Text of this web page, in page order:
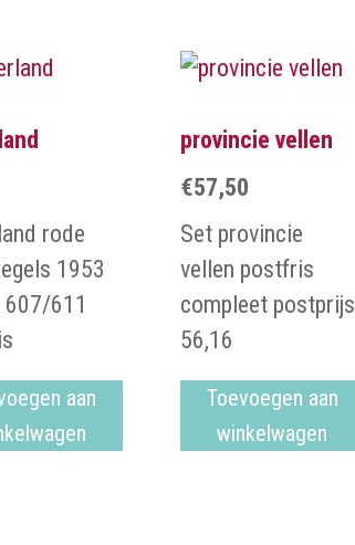
rode
1953
611
aan
provincie vellen
€57,50
Set provincie
vellen postfris
compleet postprijs
56,16
Toevoegen aan
winkelwagen